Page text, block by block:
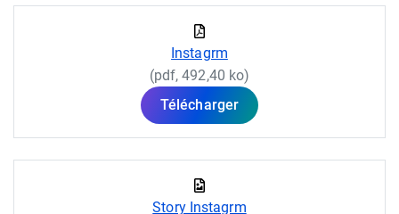
Instagrm
(pdf, 492,40 ko)
Télécharger
Story Instagrm